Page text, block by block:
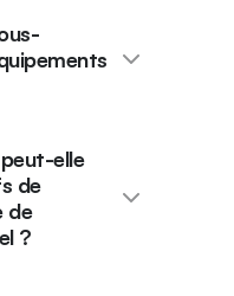
elle
de
de
?